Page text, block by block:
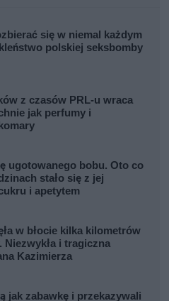
się w niemal każdym
polskiej seksbomby
z czasów PRL-u wraca
jak perfumy i
ugotowanego bobu. Oto co
stało się z jej
i apetytem
w błocie kilka kilometrów
Niezwykła i tragiczna
Kazimierza
jak zabawkę i przekazywali